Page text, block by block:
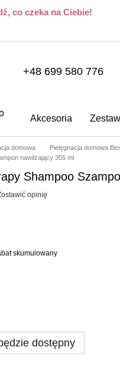
co czeka na Ciebie!
+48 699 580 776
Akcesoria
domowa
Pielęgnacja domowa
nawilżający 355 ml
Shampoo
opinię
skumulowany
dostępny